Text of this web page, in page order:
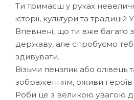
Ти тримаєш у руках
iсторiї, культури та традицiй
Впевненi, що ти вже багато
державу, але спробуємо
здивувати.
Вiзьми пензлик або олiвець
зображенням, оживи героїв
Роби це з великою увагою